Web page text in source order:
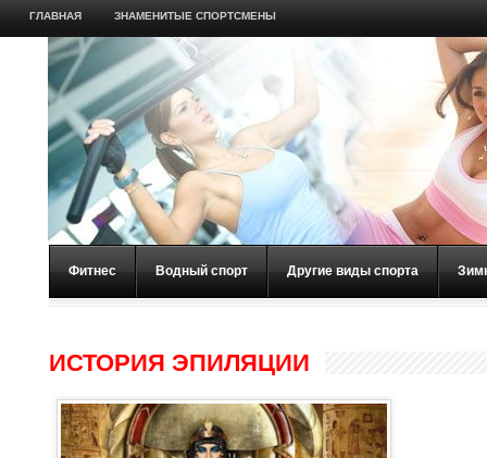
ГЛАВНАЯ ЗНАМЕНИТЫЕ СПОРТСМЕНЫ
Фитнес Водный спорт Другие виды спорта
ИСТОРИЯ ЭПИЛЯЦИИ